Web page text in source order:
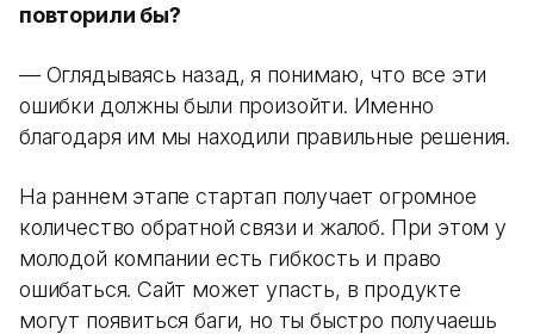
повторили бы?
— Оглядываясь назад, я понимаю, что все эти
ошибки должны были произойти. Именно
благодаря им мы находили правильные решения.
На раннем этапе стартап получает огромное
количество обратной связи и жалоб. При этом у
молодой компании есть гибкость и право
ошибаться. Сайт может упасть, в продукте
могут появиться баги, но ты быстро получаешь